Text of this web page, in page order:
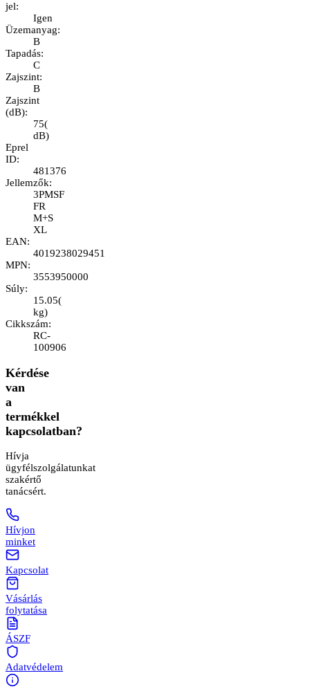
jel:
Igen
Üzemanyag:
B
Tapadás:
C
Zajszint:
B
Zajszint
(dB):
75(
dB)
Eprel
ID:
481376
Jellemzők:
3PMSF
FR
M+S
XL
EAN:
4019238029451
MPN:
3553950000
Súly:
15.05(
kg)
Cikkszám:
RC-
100906
Kérdése
van
a
termékkel
kapcsolatban?
Hívja
ügyfélszolgálatunkat
szakértő
tanácsért.
Hívjon
minket
Kapcsolat
Vásárlás
folytatása
ÁSZF
Adatvédelem